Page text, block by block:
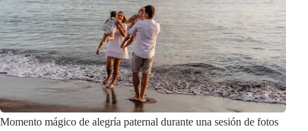
Momento mágico de alegría paternal durante una sesión de fotos